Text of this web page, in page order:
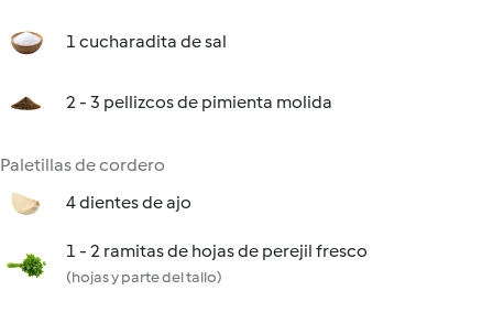
1 cucharadita de sal
2 - 3 pellizcos de pimienta molida
Paletillas de cordero
4 dientes de ajo
1 - 2 ramitas de hojas de perejil fresco
(hojas y parte del tallo)